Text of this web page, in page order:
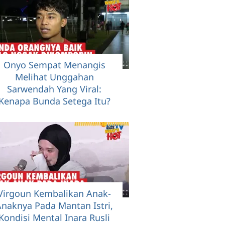
Onyo Sempat Menangis
Melihat Unggahan
Sarwendah Yang Viral:
Bunda Setega Itu?
Kembalikan Anak-
Pada Mantan Istri,
Mental Inara Rusli